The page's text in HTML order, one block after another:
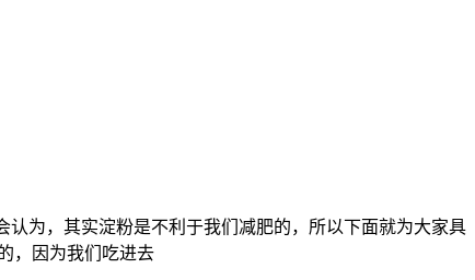
为，其实淀粉是不利于我们减肥的，所以下面就为大家具
，因为我们吃进去